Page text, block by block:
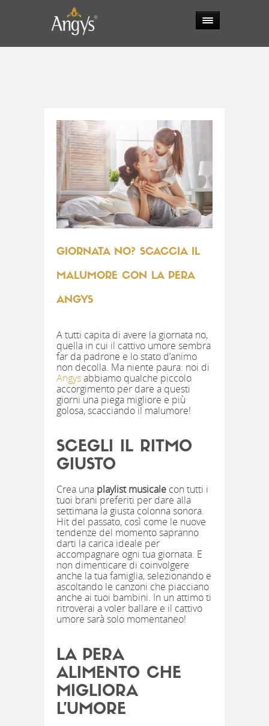
GIORNATA NO? SCACCIA IL
MALUMORE CON LA PERA
ANGYS
A tutti capita di avere la giornata no,
quella in cui il cattivo umore sembra
far da padrone e lo stato d’animo
non decolla. Ma niente paura: noi di
Angysabbiamo qualche piccolo
accorgimento per dare a questi
giorni una piega migliore e più
golosa, scacciando il malumore!
SCEGLI IL RITMO
GIUSTO
Crea una playlist musicale con tutti i
tuoi brani preferiti per dare alla
settimana la giusta colonna sonora.
Hit del passato, così come le nuove
tendenze del momento sapranno
darti la carica ideale per
accompagnare ogni tua giornata. E
non dimenticare di coinvolgere
anche la tua famiglia, selezionando e
ascoltando le canzoni che piacciano
anche ai tuoi bambini. In un attimo ti
ritroverai a voler ballare e il cattivo
umore sarà solo momentaneo!
LA PERA
ALIMENTO CHE
MIGLIORA
L’UMORE